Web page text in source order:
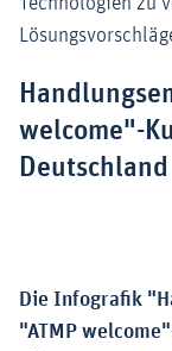
welcome"-
Deutschland
Die Infografik
"ATMP